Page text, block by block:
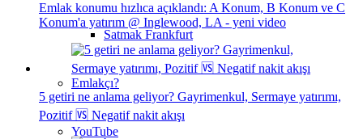
Satmak Frankfurt
Emlakçı?
YouTube
Emlak konumu hızlıca açıklandı: A Konum, B Konum ve C
Konum'a yatırım @ Inglewood, LA - yeni video
5 getiri ne anlama geliyor? Gayrimenkul, Sermaye yatırımı,
Pozitif 🆚 Negatif nakit akışı